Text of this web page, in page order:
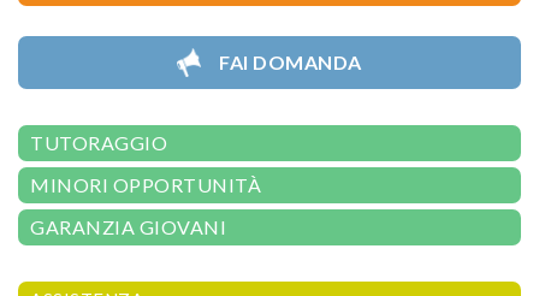
FAI DOMANDA
TUTORAGGIO
MINORI OPPORTUNITÀ
GARANZIA GIOVANI